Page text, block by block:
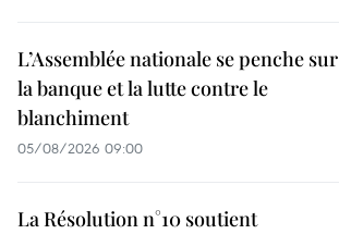
L’Assemblée nationale se penche sur
la banque et la lutte contre le
blanchiment
05/08/2026 09:00
La Résolution n°10 soutient